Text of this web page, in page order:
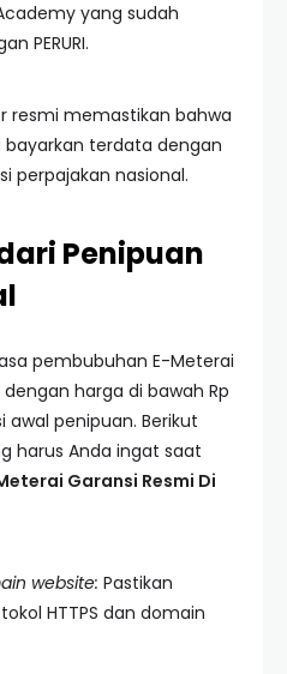
yang sudah
PERURI.
resmi memastikan bahwa
terdata dengan
perpajakan nasional.
Penipuan
pembubuhan E-Meterai
harga di bawah Rp
awal penipuan. Berikut
harus Anda ingat saat
Garansi Resmi Di
website: Pastikan
HTTPS dan domain